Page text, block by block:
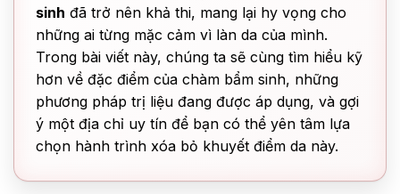
sinh đã trở nên khả thi, mang lại hy vọng cho
những ai từng mặc cảm vì làn da của mình.
Trong bài viết này, chúng ta sẽ cùng tìm hiểu kỹ
hơn về đặc điểm của chàm bẩm sinh, những
phương pháp trị liệu đang được áp dụng, và gợi
ý một địa chỉ uy tín để bạn có thể yên tâm lựa
chọn hành trình xóa bỏ khuyết điểm da này.